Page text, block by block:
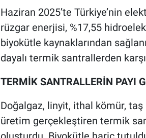
Haziran 2025’te Türkiye’nin
rüzgar enerjisi, %17,55
biyokütle kaynaklarından
dayalı termik santrallerden
TERMİK SANTRALLERİN PAYI
Doğalgaz, linyit, ithal kömür, taş
üretim gerçekleştiren termik